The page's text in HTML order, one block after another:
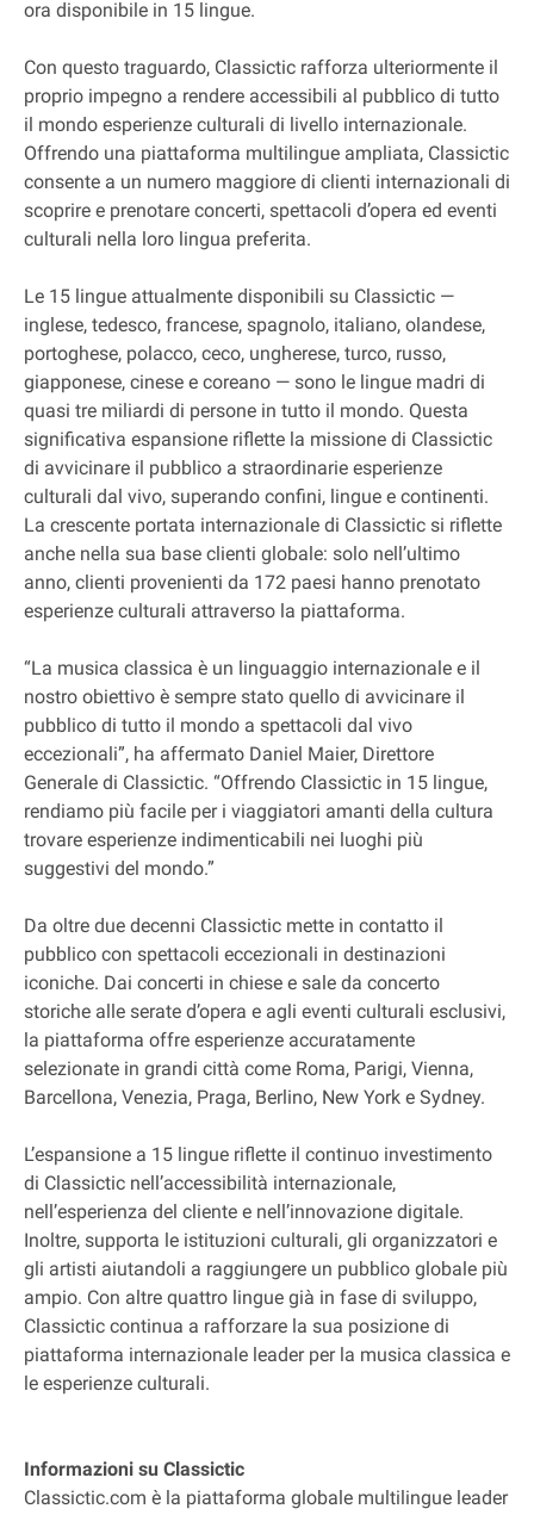
ora disponibile in 15 lingue.
Con questo traguardo, Classictic rafforza ulteriormente il
proprio impegno a rendere accessibili al pubblico di tutto
il mondo esperienze culturali di livello internazionale.
Offrendo una piattaforma multilingue ampliata, Classictic
consente a un numero maggiore di clienti internazionali di
scoprire e prenotare concerti, spettacoli d’opera ed eventi
culturali nella loro lingua preferita.
Le 15 lingue attualmente disponibili su Classictic —
inglese, tedesco, francese, spagnolo, italiano, olandese,
portoghese, polacco, ceco, ungherese, turco, russo,
giapponese, cinese e coreano — sono le lingue madri di
quasi tre miliardi di persone in tutto il mondo. Questa
significativa espansione riflette la missione di Classictic
di avvicinare il pubblico a straordinarie esperienze
culturali dal vivo, superando confini, lingue e continenti.
La crescente portata internazionale di Classictic si riflette
anche nella sua base clienti globale: solo nell’ultimo
anno, clienti provenienti da 172 paesi hanno prenotato
esperienze culturali attraverso la piattaforma.
“La musica classica è un linguaggio internazionale e il
nostro obiettivo è sempre stato quello di avvicinare il
pubblico di tutto il mondo a spettacoli dal vivo
eccezionali”, ha affermato Daniel Maier, Direttore
Generale di Classictic. “Offrendo Classictic in 15 lingue,
rendiamo più facile per i viaggiatori amanti della cultura
trovare esperienze indimenticabili nei luoghi più
suggestivi del mondo.”
Da oltre due decenni Classictic mette in contatto il
pubblico con spettacoli eccezionali in destinazioni
iconiche. Dai concerti in chiese e sale da concerto
storiche alle serate d’opera e agli eventi culturali esclusivi,
la piattaforma offre esperienze accuratamente
selezionate in grandi città come Roma, Parigi, Vienna,
Barcellona, Venezia, Praga, Berlino, New York e Sydney.
L’espansione a 15 lingue riflette il continuo investimento
di Classictic nell’accessibilità internazionale,
nell’esperienza del cliente e nell’innovazione digitale.
Inoltre, supporta le istituzioni culturali, gli organizzatori e
gli artisti aiutandoli a raggiungere un pubblico globale più
ampio. Con altre quattro lingue già in fase di sviluppo,
Classictic continua a rafforzare la sua posizione di
piattaforma internazionale leader per la musica classica e
le esperienze culturali.
Informazioni su Classictic
Classictic.com è la piattaforma globale multilingue leader